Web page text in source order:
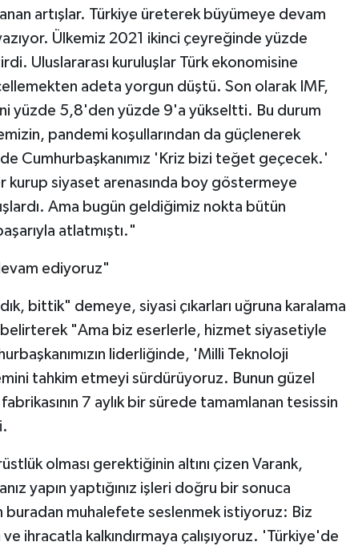
artışlar. Türkiye üreterek büyümeye devam
Ülkemiz 2021 ikinci çeyreğinde yüzde
Uluslararası kuruluşlar Türk ekonomisine
adeta yorgun düştü. Son olarak IMF,
yüzde 5,8'den yüzde 9'a yükseltti. Bu durum
pandemi koşullarından da güçlenerek
Cumhurbaşkanımız 'Kriz bizi teğet geçecek.'
kurup siyaset arenasında boy göstermeye
Ama bugün geldiğimiz nokta bütün
atlatmıştı."
ediyoruz"
bittik" demeye, siyasi çıkarları uğruna karalama
"Ama biz eserlerle, hizmet siyasetiyle
liderliğinde, 'Milli Teknoloji
tahkim etmeyi sürdürüyoruz. Bunun güzel
7 aylık bir sürede tamamlanan tesissin
olması gerektiğinin altını çizen Varank,
yapın yaptığınız işleri doğru bir sonuca
buradan muhalefete seslenmek istiyoruz: Biz
ihracatla kalkındırmaya çalışıyoruz. 'Türkiye'de